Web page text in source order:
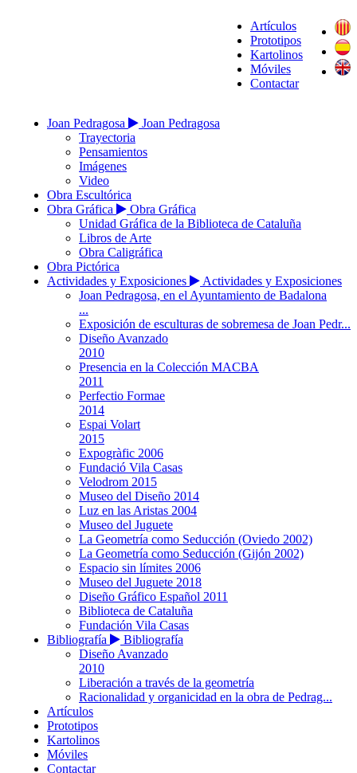
Artículos
Prototipos
Kartolinos
Móviles
Contactar
Joan Pedragosa
Joan Pedragosa
Trayectoria
Pensamientos
Imágenes
Video
Obra Escultórica
Obra Gráfica
Obra Gráfica
Unidad Gráfica de la Biblioteca de Cataluña
Libros de Arte
Obra Caligráfica
Obra Pictórica
Actividades y Exposiciones
Actividades y Exposiciones
Joan Pedragosa, en el Ayuntamiento de Badalona
...
Exposición de esculturas de sobremesa de Joan Pedr...
Diseño Avanzado
2010
Presencia en la Colección MACBA
2011
Perfectio Formae
2014
Espai Volart
2015
Expogràfic 2006
Fundació Vila Casas
Velodrom 2015
Museo del Diseño 2014
Luz en las Aristas 2004
Museo del Juguete
La Geometría como Seducción (Oviedo 2002)
La Geometría como Seducción (Gijón 2002)
Espacio sin límites 2006
Museo del Juguete 2018
Diseño Gráfico Español 2011
Biblioteca de Cataluña
Fundación Vila Casas
Bibliografía
Bibliografía
Diseño Avanzado
2010
Liberación a través de la geometría
Racionalidad y organicidad en la obra de Pedrag...
Artículos
Prototipos
Kartolinos
Móviles
Contactar